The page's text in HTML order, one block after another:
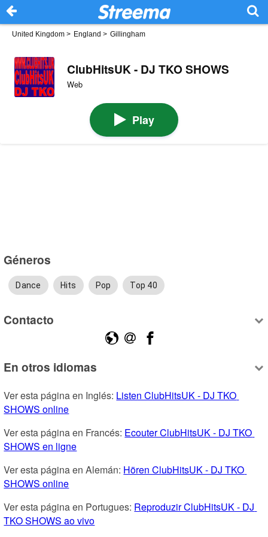
United Kingdom > England > Gillingham
ClubHitsUK - DJ TKO SHOWS
Web
Play
Géneros
Dance Hits Pop Top 40
Contacto
En otros idiomas
Ver esta página en Inglés: Listen ClubHitsUK - DJ TKO
SHOWS online
Ver esta página en Francés: Ecouter ClubHitsUK - DJ TKO
SHOWS en ligne
Ver esta página en Alemán: Hören ClubHitsUK - DJ TKO
SHOWS online
Ver esta página en Portugues: Reproduzir ClubHitsUK - DJ
TKO SHOWS ao vivo